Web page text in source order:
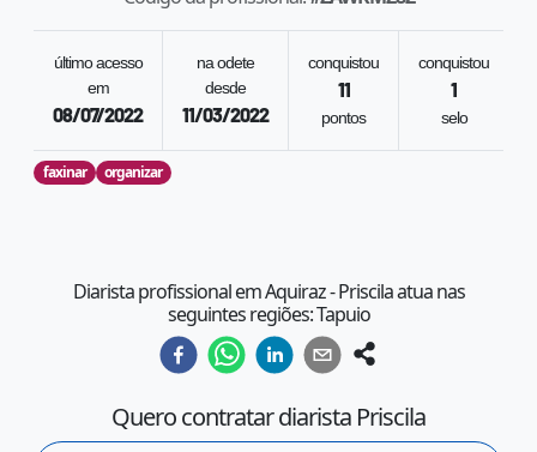
último acesso
em
08/07/2022
na odete
desde
11/03/2022
conquistou
11
pontos
conquistou
1
selo
faxinar organizar
Diarista profissional em Aquiraz - Priscila atua nas
seguintes regiões: Tapuio
Quero contratar diarista Priscila